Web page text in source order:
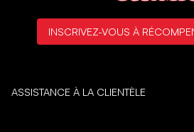
ASSISTANCE À LA CLIENTÈLE
INSCRIVEZ-VOUS À